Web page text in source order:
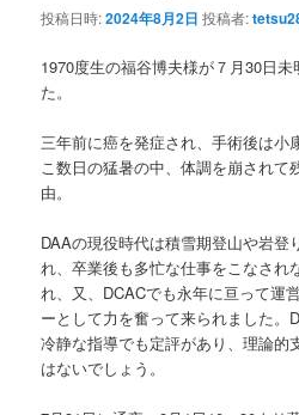
投稿日時:2024年8月2日 投稿者:
1970度生の福谷博夫様が７月30日
た。
三年前に癌を発症され、手術後は小
こ数日の猛暑の中、体調を崩されて
由。
DAAの現役時代は積雪期登山や岩登
れ、卒業後も多忙な仕事をこなされ
れ、又、DCACでも永年に亘って運
ーとして力を奮って来られました。
冷静な指導でも定評があり、理論的
はないでしょう。